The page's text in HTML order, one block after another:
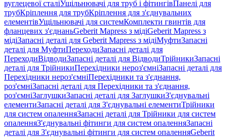
вуглецевої сталіУщільнювачі для труб і фітингівПанелі для
трубКріплення для трубКріплення для з'єднувальних
елементівУщільнювачі для системКомплекти гвинтів для
фланцевих з'єднаньGeberit Mapress з мідіGeberit Mapress з
мідіЗапасні деталі для Geberit Mapress з мідіМуфтиЗапасні
деталі для МуфтиПереходиЗапасні деталі для
ПереходиВідводиЗапасні деталі для ВідводиТрійникиЗапасні
деталі для ТрійникиПерехідники нероз'ємніЗапасні деталі для
Перехідники нероз'ємніПерехідники та з'єднання,
роз'ємніЗапасні деталі для Перехідники та з'єднання,
роз'ємніЗаглушкиЗапасні деталі для ЗаглушкиЗ'єднувальні
елементиЗапасні деталі для З'єднувальні елементиТрійники
для систем опаленняЗапасні деталі для Трійники для систем
опаленняЗ'єднувальні фітинги для систем опаленняЗапасні
деталі для З'єднувальні фітинги для систем опаленняGeberit